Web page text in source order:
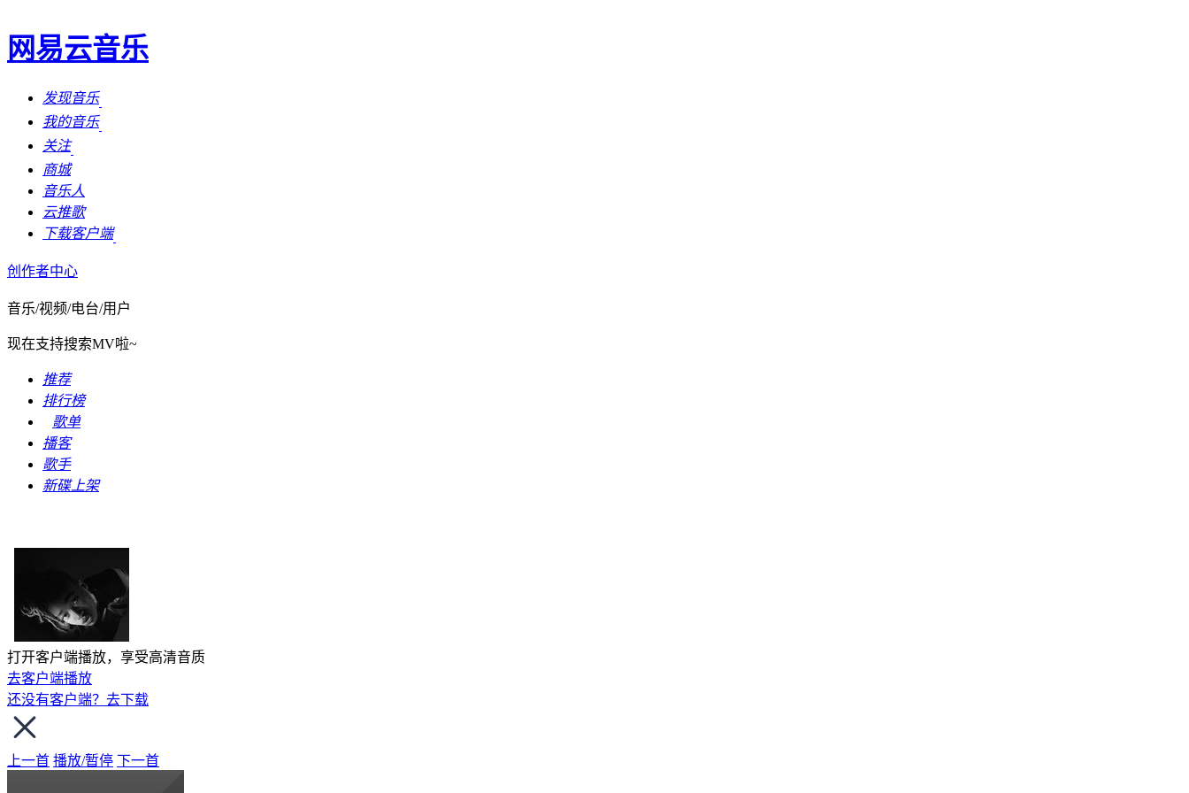
网易云音乐
发现音乐
我的音乐
关注
商城
音乐人
云推歌
下载客户端
创作者中心
音乐/视频/电台/用户
现在支持搜索MV啦~
推荐
排行榜
歌单
播客
歌手
新碟上架
打开客户端播放，享受高清音质
去客户端播放
还没有客户端？去下载
上一首 播放/暂停 下一首